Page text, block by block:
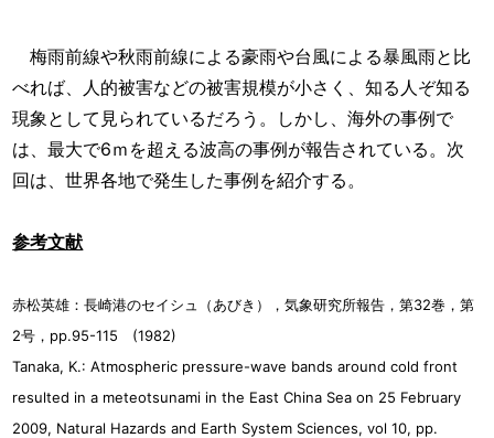
梅雨前線や秋雨前線による豪雨や台風による暴風雨と比
べれば、人的被害などの被害規模が小さく、知る人ぞ知る
現象として見られているだろう。しかし、海外の事例で
は、最大で6ｍを超える波高の事例が報告されている。次
回は、世界各地で発生した事例を紹介する。
参考文献
赤松英雄：長崎港のセイシュ（あびき），気象研究所報告，第32巻，第
2号，pp.95-115 (1982)
Tanaka, K.: Atmospheric pressure-wave bands around cold front
resulted in a meteotsunami in the East China Sea on 25 February
2009, Natural Hazards and Earth System Sciences, vol 10, pp.